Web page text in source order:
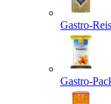
Gastro-Reis
Gastro-